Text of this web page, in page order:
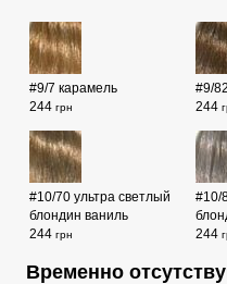
#9/7 карамель
244 грн
#9/
244
#10/70 ультра светлый
блондин ваниль
244 грн
#10/
244
Временно